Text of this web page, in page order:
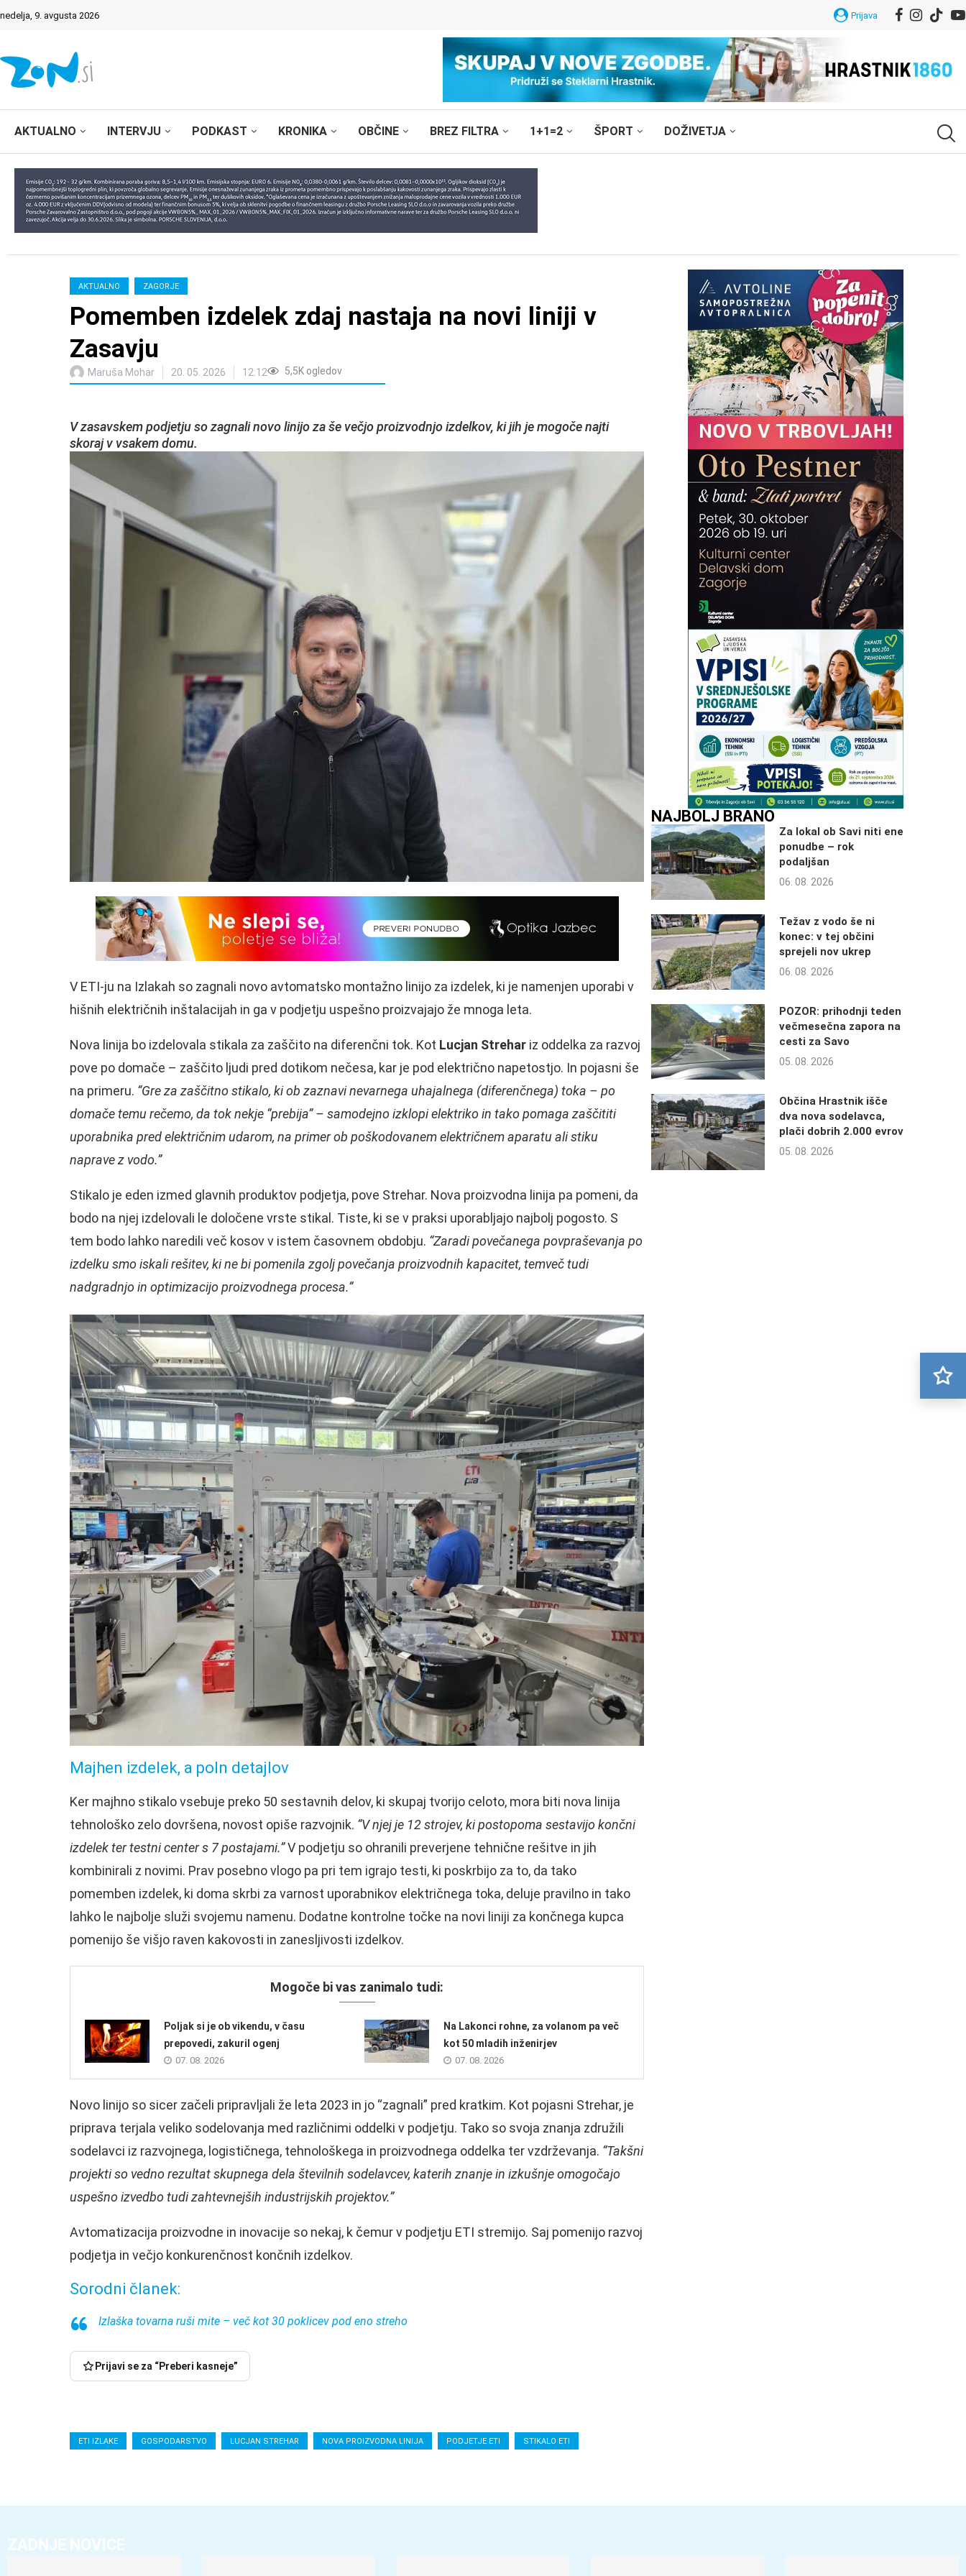
nedelja, 9. avgusta 2026 Prijava
AKTUALNO INTERVJU PODKAST KRONIKA OBČINE BREZ FILTRA 1+1=2 ŠPORT DOŽIVETJA
AKTUALNO ZAGORJE
Pomemben izdelek zdaj nastaja na novi liniji v
Zasavju
Maruša Mohar 20. 05. 2026 12:12 5,5K ogledov
V zasavskem podjetju so zagnali novo linijo za še večjo proizvodnjo izdelkov, ki jih je mogoče najti
skoraj v vsakem domu.
V ETI-ju na Izlakah so zagnali novo avtomatsko montažno linijo za izdelek, ki je namenjen uporabi v
hišnih električnih inštalacijah in ga v podjetju uspešno proizvajajo že mnoga leta.
Nova linija bo izdelovala stikala za zaščito na diferenčni tok. Kot Lucjan Strehar iz oddelka za razvoj
pove po domače – zaščito ljudi pred dotikom nečesa, kar je pod električno napetostjo. In pojasni še
na primeru. “Gre za zaščitno stikalo, ki ob zaznavi nevarnega uhajalnega (diferenčnega) toka – po
domače temu rečemo, da tok nekje “prebija” – samodejno izklopi elektriko in tako pomaga zaščititi
uporabnika pred električnim udarom, na primer ob poškodovanem električnem aparatu ali stiku
naprave z vodo.”
Stikalo je eden izmed glavnih produktov podjetja, pove Strehar. Nova proizvodna linija pa pomeni, da
bodo na njej izdelovali le določene vrste stikal. Tiste, ki se v praksi uporabljajo najbolj pogosto. S
tem bodo lahko naredili več kosov v istem časovnem obdobju. “Zaradi povečanega povpraševanja po
izdelku smo iskali rešitev, ki ne bi pomenila zgolj povečanja proizvodnih kapacitet, temveč tudi
nadgradnjo in optimizacijo proizvodnega procesa.”
Majhen izdelek, a poln detajlov
Ker majhno stikalo vsebuje preko 50 sestavnih delov, ki skupaj tvorijo celoto, mora biti nova linija
tehnološko zelo dovršena, novost opiše razvojnik. “V njej je 12 strojev, ki postopoma sestavijo končni
izdelek ter testni center s 7 postajami.”V podjetju so ohranili preverjene tehnične rešitve in jih
kombinirali z novimi. Prav posebno vlogo pa pri tem igrajo testi, ki poskrbijo za to, da tako
pomemben izdelek, ki doma skrbi za varnost uporabnikov električnega toka, deluje pravilno in tako
lahko le najbolje služi svojemu namenu. Dodatne kontrolne točke na novi liniji za končnega kupca
pomenijo še višjo raven kakovosti in zanesljivosti izdelkov.
Mogoče bi vas zanimalo tudi:
Poljak si je ob vikendu, v času
prepovedi, zakuril ogenj
07. 08. 2026
Na Lakonci rohne, za volanom pa več
kot 50 mladih inženirjev
07. 08. 2026
Novo linijo so sicer začeli pripravljali že leta 2023 in jo “zagnali” pred kratkim. Kot pojasni Strehar, je
priprava terjala veliko sodelovanja med različnimi oddelki v podjetju. Tako so svoja znanja združili
sodelavci iz razvojnega, logističnega, tehnološkega in proizvodnega oddelka ter vzdrževanja. “Takšni
projekti so vedno rezultat skupnega dela številnih sodelavcev, katerih znanje in izkušnje omogočajo
uspešno izvedbo tudi zahtevnejših industrijskih projektov.”
Avtomatizacija proizvodne in inovacije so nekaj, k čemur v podjetju ETI stremijo. Saj pomenijo razvoj
podjetja in večjo konkurenčnost končnih izdelkov.
Sorodni članek:
Izlaška tovarna ruši mite – več kot 30 poklicev pod eno streho
Prijavi se za “Preberi kasneje”
ETI IZLAKE GOSPODARSTVO LUCJAN STREHAR NOVA PROIZVODNA LINIJA PODJETJE ETI STIKALO ETI
NAJBOLJ BRANO
Za lokal ob Savi niti ene
ponudbe – rok
podaljšan
06. 08. 2026
Težav z vodo še ni
konec: v tej občini
sprejeli nov ukrep
06. 08. 2026
POZOR: prihodnji teden
večmesečna zapora na
cesti za Savo
05. 08. 2026
Občina Hrastnik išče
dva nova sodelavca,
plači dobrih 2.000 evrov
05. 08. 2026
ZADNJE NOVICE